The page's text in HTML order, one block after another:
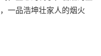
一品浩坤壮家人的烟火